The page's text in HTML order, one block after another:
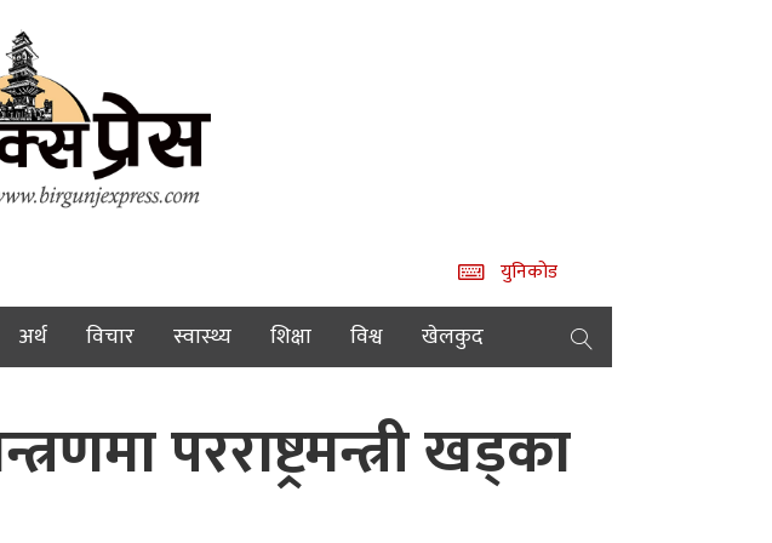
युनिकोड
अर्थ विचार स्वास्थ्य शिक्षा विश्व खेलकुद
परराष्ट्रमन्त्री खड्का